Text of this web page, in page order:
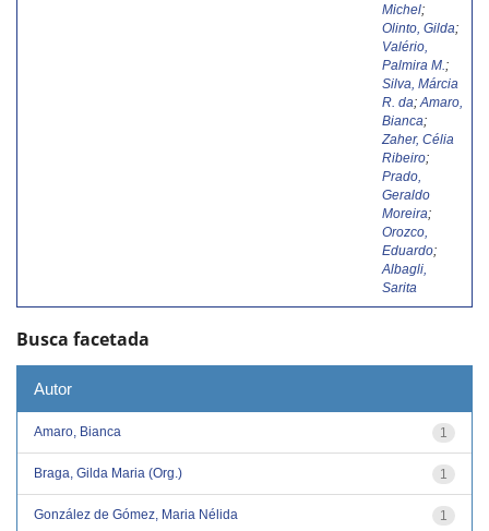
Michel;
Olinto, Gilda;
Valério,
Palmira M. ;
Silva, Márcia
R. da; Amaro,
Bianca;
Zaher, Célia
Ribeiro;
Prado,
Geraldo
Moreira;
Orozco,
Eduardo;
Albagli,
Sarita
Busca facetada
Autor
1
Amaro, Bianca
1
Braga, Gilda Maria (Org.)
1
González de Gómez, Maria Nélida